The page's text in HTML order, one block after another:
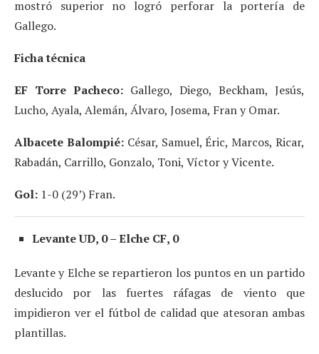
mostró superior no logró perforar la portería de
Gallego.
Ficha técnica
EF Torre Pacheco: Gallego, Diego, Beckham, Jesús,
Lucho, Ayala, Alemán, Álvaro, Josema, Fran y Omar.
Albacete Balompié:César, Samuel, Éric, Marcos, Ricar,
Rabadán, Carrillo, Gonzalo, Toni, Víctor y Vicente.
Gol: 1-0 (29’) Fran.
Levante UD, 0 – Elche CF, 0
Levante y Elche se repartieron los puntos en un partido
deslucido por las fuertes ráfagas de viento que
impidieron ver el fútbol de calidad que atesoran ambas
plantillas.